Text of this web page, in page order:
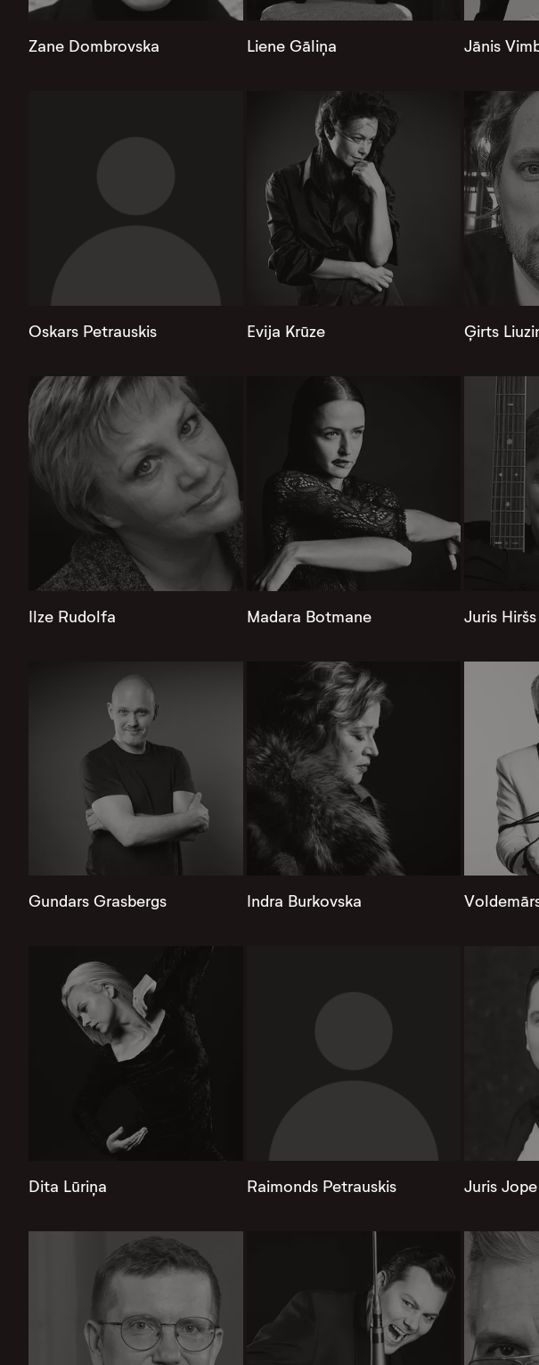
Zane Dombrovska Liene Gāliņa Jānis
Oskars Petrauskis Evija Krūze Ģirts
Ilze Rudolfa Madara Botmane Juris Hiršs
Gundars Grasbergs Indra Burkovska
Dita Lūriņa Raimonds Petrauskis Juris Jope